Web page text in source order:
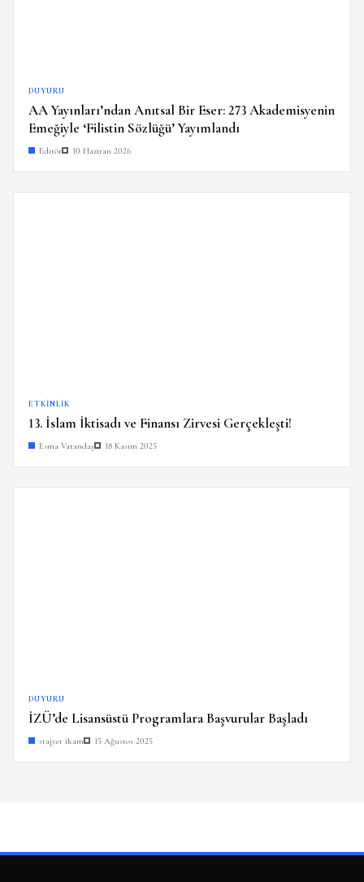
DUYURU
AA Yayınları’ndan Anıtsal Bir Eser: 273 Akademisyenin
Emeğiyle ‘Filistin Sözlüğü’ Yayımlandı
Editör 10 Haziran 2026
ETKINLIK
13. İslam İktisadı ve Finansı Zirvesi Gerçekleşti!
Esma Vatandaş 18 Kasım 2025
DUYURU
İZÜ’de Lisansüstü Programlara Başvurular Başladı
stajyer ikam 15 Ağustos 2025